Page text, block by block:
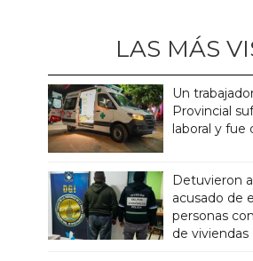
LAS MÁS
Un
Provincial
laboral y fue
Detuvieron
acusado de
personas
de viviendas